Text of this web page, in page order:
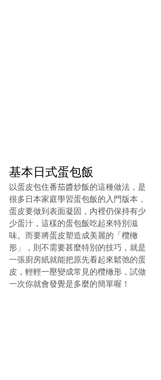
基本日式蛋包飯
以蛋皮包住番茄醬炒飯的這種做法，是
很多日本家庭學習蛋包飯的入門版本，
蛋皮要做到表面凝固，內裡仍保持有少
少蛋汁，這樣的蛋包飯吃起來特別滋
味。而要將蛋皮塑造成美麗的「欖橄
形」，則不需要甚麼特別的技巧，就是
一張廚房紙就能把原先看起來鬆弛的蛋
皮，輕輕一壓變成常見的欖橄形，試做
一次你就會發覺是多麼的簡單喔！